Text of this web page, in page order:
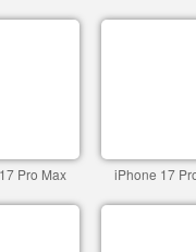
Pro Max iPhone 17